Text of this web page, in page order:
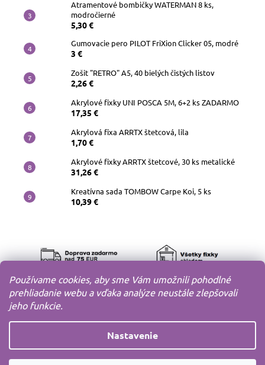
Používame cookies, aby sme Vám umožnili pohodlné
prehliadanie webu a vďaka analýze neustále zlepšovali
jeho funkcie.
Nastavenie
Atramentové bombičky WATERMAN 8 ks,
modročierné
5,30 €
Gumovacie pero PILOT FriXion Clicker 05, modré
3 €
Zošit "RETRO" A5, 40 bielých čistých listov
2,26 €
Akrylové fixky UNI POSCA 5M, 6+2 ks ZADARMO
17,35 €
Akrylová fixa ARRTX štetcová, lila
1,70 €
Akrylové fixky ARRTX štetcové, 30 ks metalické
31,26 €
Kreatívna sada TOMBOW Carpe Koi, 5 ks
10,39 €